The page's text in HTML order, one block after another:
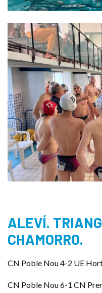
ALEVÍ.
CHAMORRO.
CN Poble Nou 4-2 UE
CN Poble Nou 6-1 CN